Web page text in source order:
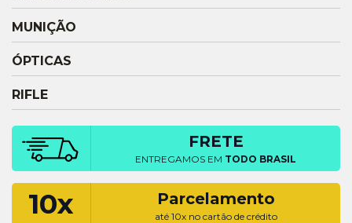
MUNIÇÃO
ÓPTICAS
RIFLE
FRETE
ENTREGAMOS EM TODO BRASIL
10x Parcelamento
até 10x no cartão de crédito